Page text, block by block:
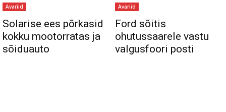
Avariid
Solarise ees põrkasid
kokku mootorratas ja
sõiduauto
Avariid
Ford sõitis
ohutussaarele vastu
valgusfoori posti